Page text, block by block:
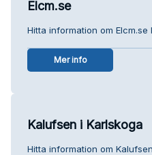
Elcm.se
Hitta information om Elcm.se
Mer info
Kalufsen i Karlskoga
Hitta information om